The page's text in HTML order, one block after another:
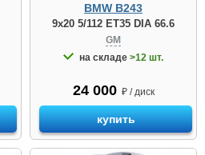
BMW B243
9x20 5/112 ET35 DIA 66.6
GM
на складе >12 шт.
24 000 ₽ / диск
купить